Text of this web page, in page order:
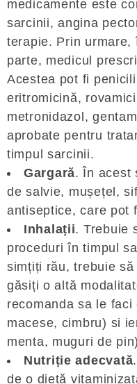
medicamente este
sarcinii, angina
terapie. Prin
parte, medicul
Acestea pot fi
eritromicină,
metronidazol,
aprobate pentru
timpul sarcinii.
Gargară. În acest
de salvie, mușețel,
antiseptice, care pot
Inhalații. Trebuie
proceduri în timpul
simțiți rău, trebuie
găsiți o altă
recomanda sa le
macese, cimbru) si
menta, muguri de
Nutriție adecvată
de o dietă